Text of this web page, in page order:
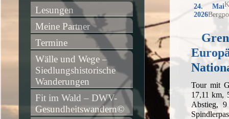
24. Mai
2026
Tour mit
17,11 km,
Abstieg,
Lesungen
Meine Partner
Termine
Wälle und Wege –
Siedlungshistorische
Wanderungen
Fit im Wald – DWV-
Gesundheitswandern©